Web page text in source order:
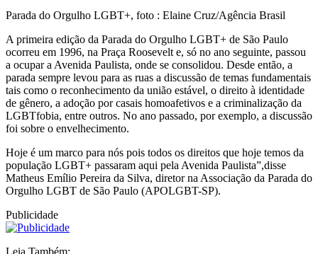
Parada do Orgulho LGBT+, foto : Elaine Cruz/Agência Brasil
A primeira edição da Parada do Orgulho LGBT+ de São Paulo
ocorreu em 1996, na Praça Roosevelt e, só no ano seguinte, passou
a ocupar a Avenida Paulista, onde se consolidou. Desde então, a
parada sempre levou para as ruas a discussão de temas fundamentais
tais como o reconhecimento da união estável, o direito à identidade
de gênero, a adoção por casais homoafetivos e a criminalização da
LGBTfobia, entre outros. No ano passado, por exemplo, a discussão
foi sobre o envelhecimento.
Hoje é um marco para nós pois todos os direitos que hoje temos da
população LGBT+ passaram aqui pela Avenida Paulista”,disse
Matheus Emílio Pereira da Silva, diretor na Associação da Parada do
Orgulho LGBT de São Paulo (APOLGBT-SP).
Publicidade
Leia Também: